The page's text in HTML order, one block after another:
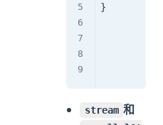
}
stream 和